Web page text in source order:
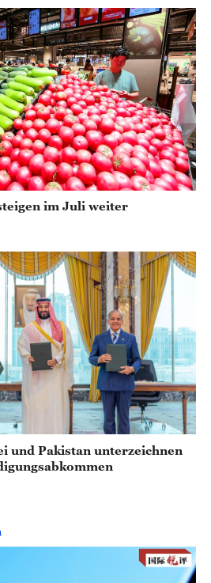
im Juli weiter
und Pakistan unterzeichnen